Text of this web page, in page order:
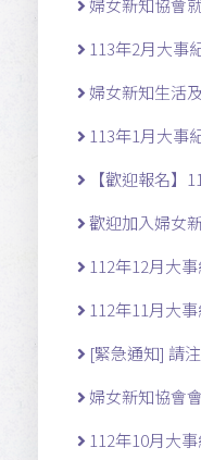
婦女新知協會
113年2月大事
婦女新知生活
113年1月大事
【歡迎報名】
歡迎加入婦女
112年12月大
112年11月大
[緊急通知] 請
婦女新知協會
112年10月大